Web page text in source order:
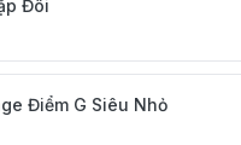
Đôi
Điểm G Siêu Nhỏ